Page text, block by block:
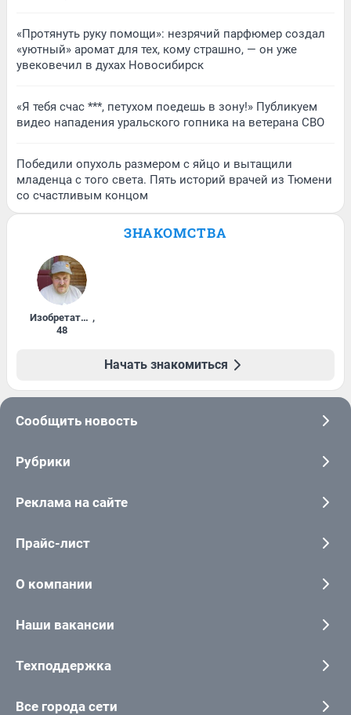
«Протянуть руку помощи»: незрячий парфюмер создал
«уютный» аромат для тех, кому страшно, — он уже
увековечил в духах Новосибирск
«Я тебя счас ***, петухом поедешь в зону!» Публикуем
видео нападения уральского гопника на ветерана СВО
Победили опухоль размером с яйцо и вытащили
младенца с того света. Пять историй врачей из Тюмени
со счастливым концом
ЗНАКОМСТВА
Изобретатель ,
48
Начать знакомиться
Сообщить новость
Рубрики
Реклама на сайте
Прайс-лист
О компании
Наши вакансии
Техподдержка
Все города сети